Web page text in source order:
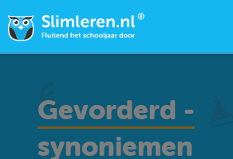
Gevorderd -
synoniemen